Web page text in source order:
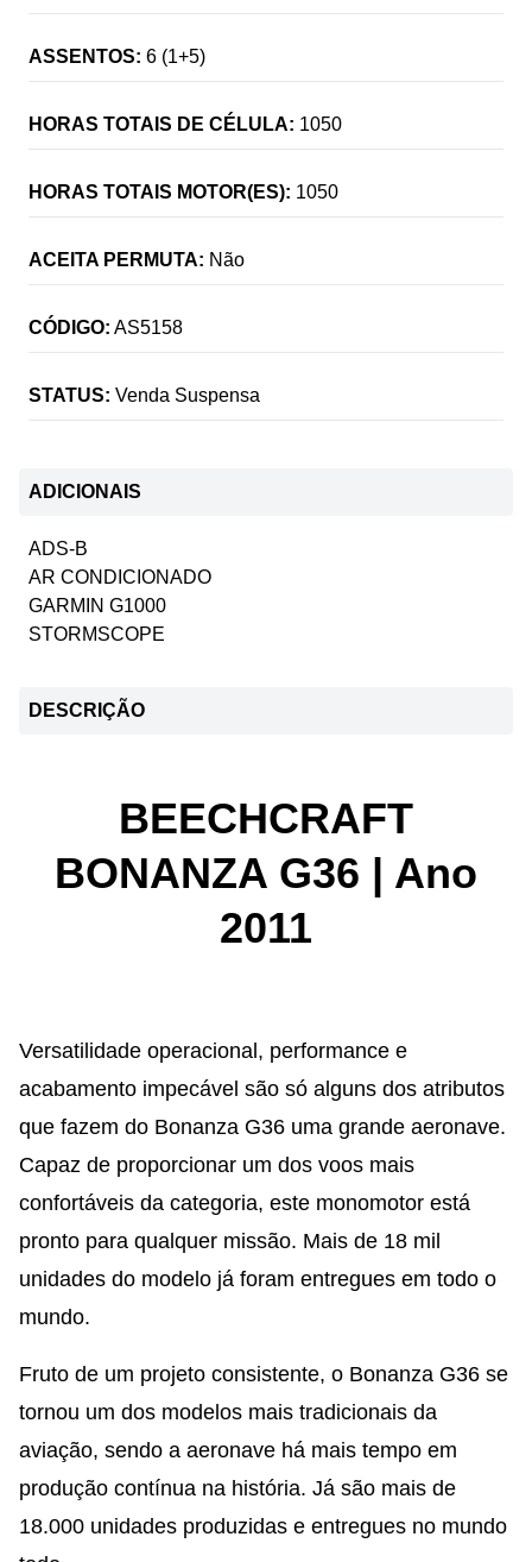
ASSENTOS: 6 (1+5)
HORAS TOTAIS DE CÉLULA: 1050
HORAS TOTAIS MOTOR(ES): 1050
ACEITA PERMUTA: Não
CÓDIGO: AS5158
STATUS: Venda Suspensa
ADICIONAIS
ADS-B
AR CONDICIONADO
GARMIN G1000
STORMSCOPE
DESCRIÇÃO
BEECHCRAFT
BONANZA G36 | Ano
2011
Versatilidade operacional, performance e
acabamento impecável são só alguns dos atributos
que fazem do Bonanza G36 uma grande aeronave.
Capaz de proporcionar um dos voos mais
confortáveis da categoria, este monomotor está
pronto para qualquer missão. Mais de 18 mil
unidades do modelo já foram entregues em todo o
mundo.
Fruto de um projeto consistente, o Bonanza G36 se
tornou um dos modelos mais tradicionais da
aviação, sendo a aeronave há mais tempo em
produção contínua na história. Já são mais de
18.000 unidades produzidas e entregues no mundo